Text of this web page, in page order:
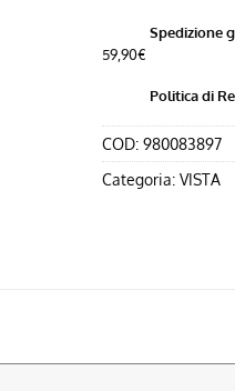
Spedizione
59,90€
Politica di
COD: 980083897
Categoria: VISTA